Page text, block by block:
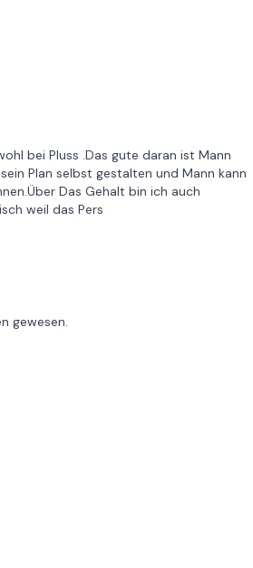
bei Pluss .Das gute daran ist Mann
Plan selbst gestalten und Mann kann
Das Gehalt bin ich auch
weil das Pers
gewesen.